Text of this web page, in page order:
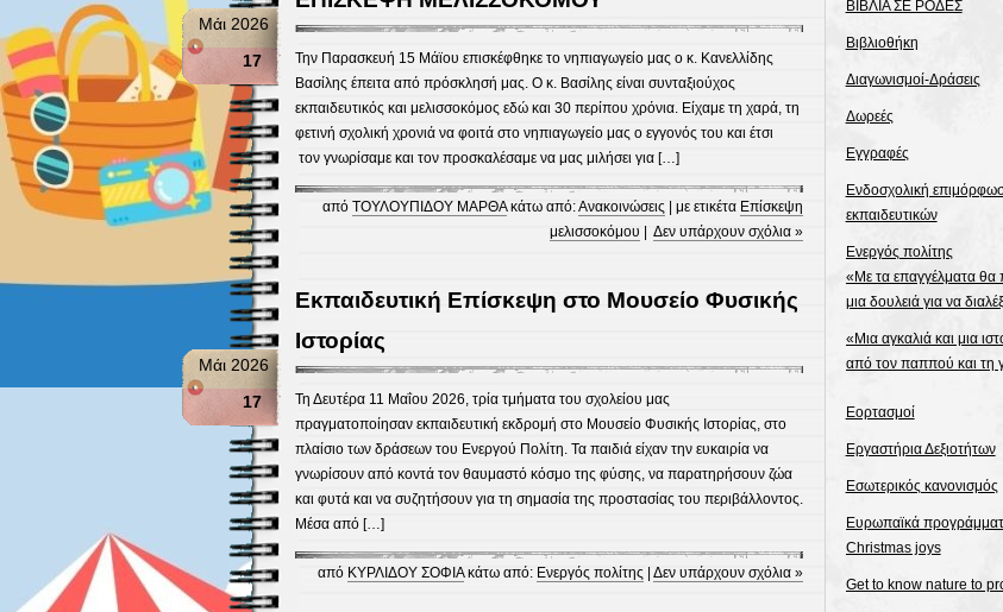
Μάι 2026
17
Την Παρασκευή 15 Μάϊου επισκέφθηκε το νηπιαγωγείο μας ο κ. Κανελλίδης
Βασίλης έπειτα από πρόσκλησή μας. Ο κ. Βασίλης είναι συνταξιούχος
εκπαιδευτικός και μελισσοκόμος εδώ και 30 περίπου χρόνια. Είχαμε τη χαρά, τη
φετινή σχολική χρονιά να φοιτά στο νηπιαγωγείο μας ο εγγονός του και έτσι
τον γνωρίσαμε και τον προσκαλέσαμε να μας μιλήσει για […]
από ΤΟΥΛΟΥΠΙΔΟΥ ΜΑΡΘΑκάτω από:Ανακοινώσεις | με ετικέτα Επίσκεψη
μελισσοκόμου | Δεν υπάρχουν σχόλια »
Εκπαιδευτική Επίσκεψη στο Μουσείο Φυσικής
Ιστορίας
Μάι 2026
17
Τη Δευτέρα 11 Μαΐου 2026, τρία τμήματα του σχολείου μας
πραγματοποίησαν εκπαιδευτική εκδρομή στο Μουσείο Φυσικής Ιστορίας, στο
πλαίσιο των δράσεων του Ενεργού Πολίτη. Τα παιδιά είχαν την ευκαιρία να
γνωρίσουν από κοντά τον θαυμαστό κόσμο της φύσης, να παρατηρήσουν ζώα
και φυτά και να συζητήσουν για τη σημασία της προστασίας του περιβάλλοντος.
Μέσα από […]
από ΚΥΡΛΙΔΟΥ ΣΟΦΙΑκάτω από: Ενεργός πολίτης | Δεν υπάρχουν σχόλια »
ΒΙΒΛΙΑ ΣΕ ΡΟΔΕΣ
Βιβλιοθήκη
Διαγωνισμοί-Δράσεις
Δωρεές
Εγγραφές
Ενδοσχολική
εκπαιδευτικών
Ενεργός πολίτης
«Με τα επαγγέλματα θα
μια δουλειά για να
«Μια αγκαλιά και μια
από τον παππού και τη
Εορτασμοί
Εργαστήρια Δεξιοτήτων
Εσωτερικός κανονισμός
Ευρωπαϊκά
Christmas joys
Get to know nature to